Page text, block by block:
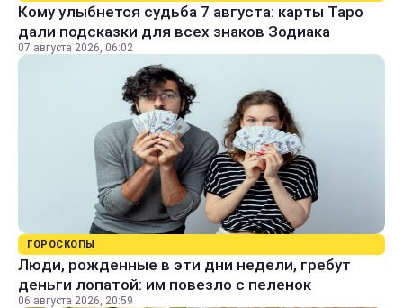
Кому улыбнется судьба 7 августа: карты Таро
дали подсказки для всех знаков Зодиака
07 августа 2026, 06:02
ГОРОСКОПЫ
Люди, рожденные в эти дни недели, гребут
деньги лопатой: им повезло с пеленок
06 августа 2026, 20:59